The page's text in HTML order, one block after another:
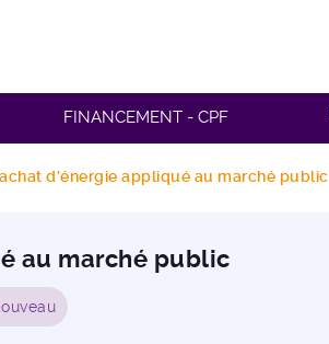
FINANCEMENT - CPF
d’énergie appliqué au marché public
au marché public